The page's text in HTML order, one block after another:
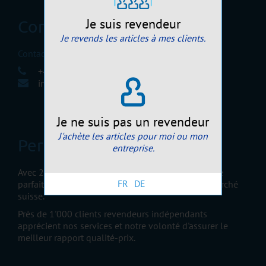
Je suis revendeur
Je revends les articles à mes clients.
Je ne suis pas un revendeur
J'achète les articles pour moi ou mon
entreprise.
FR DE
Contactez-nous
Contactez-nous
+41 32 422 87 58
info@perretcards.ch
Perret Cards Sàrl
Avec 25 ans d'expérience, Perret Cards Sàrl maîtrise
parfaitement les tendances et particularités du marché
suisse.
Près de 1'000 clients revendeurs indépendants
apprécient nos services et notre volonté d'assurer le
meilleur rapport qualité-prix.